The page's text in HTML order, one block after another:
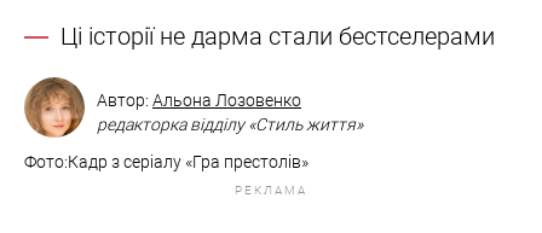
Ці історії не дарма стали бестселерами
Автор: Альона Лозовенко
редакторка відділу «Стиль життя»
Фото:Кадр з серіалу «Гра престолів»
РЕКЛАМА